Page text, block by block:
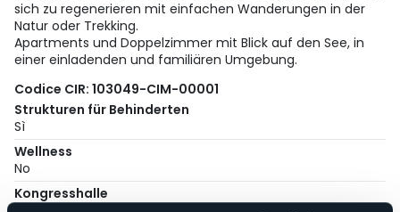
sich zu regenerieren mit einfachen Wanderungen in der
Natur oder Trekking.
Apartments und Doppelzimmer mit Blick auf den See, in
einer einladenden und familiären Umgebung.
Codice CIR: 103049-CIM-00001
Strukturen für Behinderten
Sì
Wellness
No
Kongresshalle